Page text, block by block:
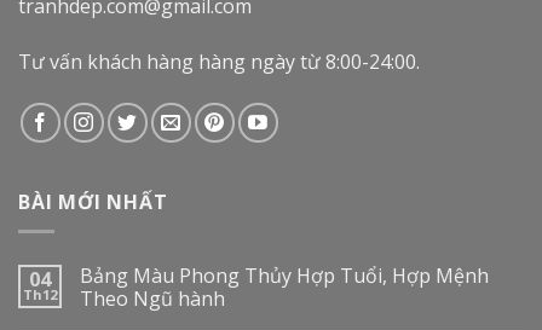
tranhdep.com@gmail.com
Tư vấn khách hàng hàng ngày từ 8:00-24:00.
BÀI MỚI NHẤT
04
Th12
Bảng Màu Phong Thủy Hợp Tuổi, Hợp Mệnh
Theo Ngũ hành